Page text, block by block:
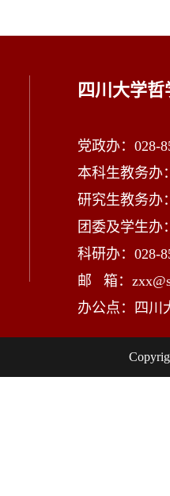
四川大学哲
党政办：028-
本科生教务办
研究生教务办
团委及学生办
科研办：028-
邮 箱：
办公点：四川